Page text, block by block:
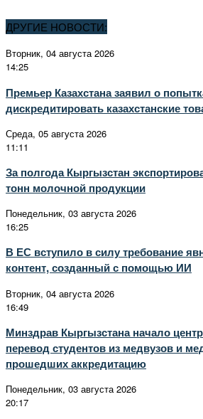
ДРУГИЕ НОВОСТИ:
Вторник, 04 августа 2026
14:25
Премьер Казахстана заявил о
дискредитировать казахстанские
Среда, 05 августа 2026
11:11
За полгода Кыргызстан
тонн молочной продукции
Понедельник, 03 августа 2026
16:25
В ЕС вступило в силу требование
контент, созданный с помощью ИИ
Вторник, 04 августа 2026
16:49
Минздрав Кыргызстана начало
перевод студентов из медвузов и
прошедших аккредитацию
Понедельник, 03 августа 2026
20:17